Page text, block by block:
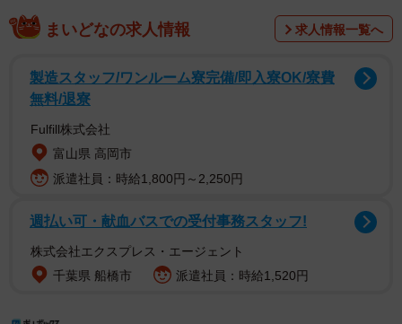
まいどなの求人情報 求人情報一覧へ
製造スタッフ/ワンルーム寮完備/即入寮OK/寮費
無料/退寮
Fulfill株式会社
富山県 高岡市
派遣社員：時給1,800円～2,250円
週払い可・献血バスでの受付事務スタッフ!
株式会社エクスプレス・エージェント
千葉県 船橋市
派遣社員：時給1,520円